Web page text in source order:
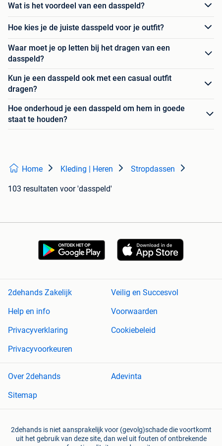
Wat is het voordeel van een dasspeld?
Hoe kies je de juiste dasspeld voor je outfit?
Waar moet je op letten bij het dragen van een
dasspeld?
Kun je een dasspeld ook met een casual outfit
dragen?
Hoe onderhoud je een dasspeld om hem in goede
staat te houden?
Home Kleding | Heren Stropdassen
103 resultaten voor 'dasspeld'
2dehands Zakelijk
Veilig en Succesvol
Help en info
Voorwaarden
Privacyverklaring
Cookiebeleid
Privacyvoorkeuren
Over 2dehands
Adevinta
Sitemap
2dehands is niet aansprakelijk voor (gevolg)schade die voortkomt
uit het gebruik van deze site, dan wel uit fouten of ontbrekende